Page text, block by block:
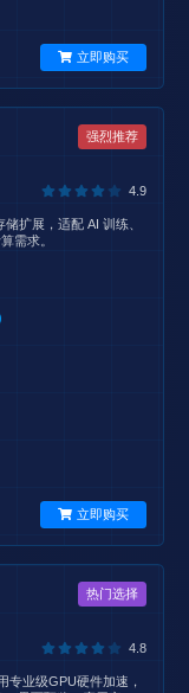
立即购买
强烈推荐
4.9
扩展，适配 AI 训练、
需求。
立即购买
热门选择
4.8
专业级GPU硬件加速，